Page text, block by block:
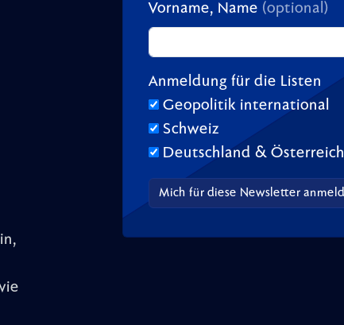
Vorname, Name (optional)
Anmeldung für die Listen
Geopolitik international
Schweiz
Deutschland & Österreich